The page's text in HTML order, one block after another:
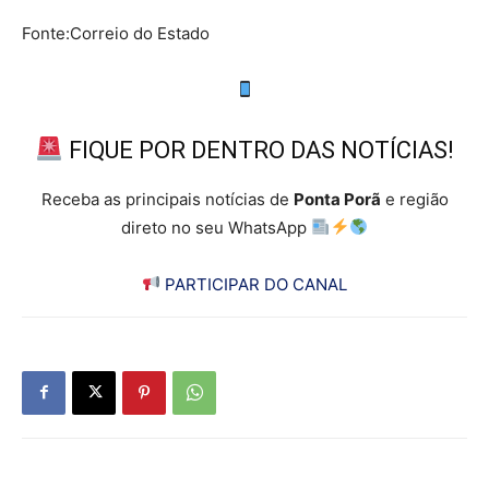
Fonte:Correio do Estado
FIQUE POR DENTRO DAS NOTÍCIAS!
Receba as principais notícias de Ponta Porã e região
direto no seu WhatsApp
PARTICIPAR DO CANAL